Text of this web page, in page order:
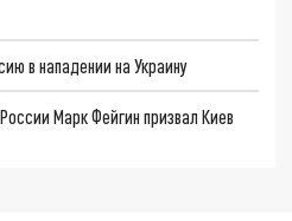
в нападении на Украину
Марк Фейгин призвал Киев